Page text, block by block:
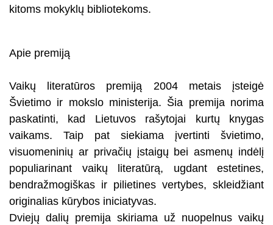
kitoms mokyklų bibliotekoms.
Apie premiją
Vaikų literatūros premiją 2004 metais įsteigė
Švietimo ir mokslo ministerija. Šia premija norima
paskatinti, kad Lietuvos rašytojai kurtų knygas
vaikams. Taip pat siekiama įvertinti švietimo,
visuomeninių ar privačių įstaigų bei asmenų indėlį
populiarinant vaikų literatūrą, ugdant estetines,
bendražmogiškas ir pilietines vertybes, skleidžiant
originalias kūrybos iniciatyvas.
Dviejų dalių premija skiriama už nuopelnus vaikų